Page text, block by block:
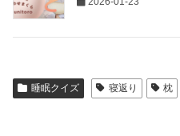
睡眠クイズ 寝返り 枕